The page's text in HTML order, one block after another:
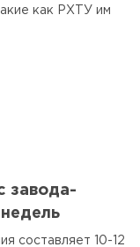
как РХТУ им
завода-
составляет 10-12